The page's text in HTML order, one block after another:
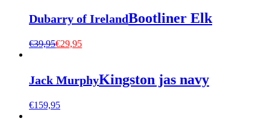
Dubarry of IrelandBootliner Elk
€39,95€29,95
Jack MurphyKingston jas navy
€159,95